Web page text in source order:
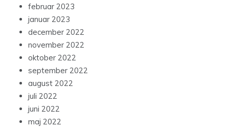
februar 2023
januar 2023
december 2022
november 2022
oktober 2022
september 2022
august 2022
juli 2022
juni 2022
maj 2022